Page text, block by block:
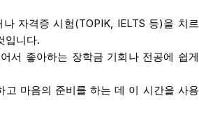
자격증 시험(TOPIK, IELTS 등)을 치르
입니다.
서 좋아하는 장학금 기회나 전공에 쉽게
마음의 준비를 하는 데 이 시간을 사용